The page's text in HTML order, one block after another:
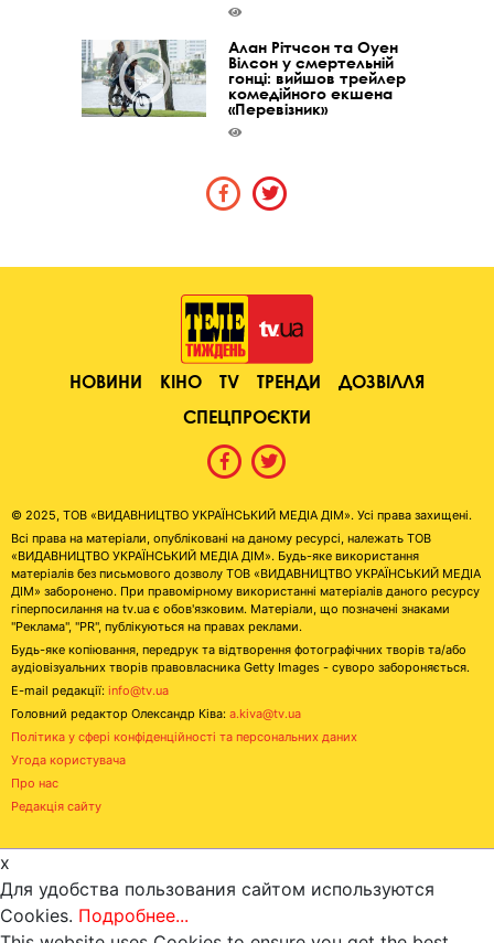
Алан Рітчсон та Оуен
Вілсон у смертельній
гонці: вийшов трейлер
комедійного екшена
«Перевізник»
НОВИНИ КІНО TV ТРЕНДИ
ДОЗВІЛЛЯ
СПЕЦПРОЄКТИ
© 2025, ТОВ «ВИДАВНИЦТВО УКРАЇНСЬКИЙ МЕДІА ДІМ». Усі права захищені.
Всі права на матеріали, опубліковані на даному ресурсі, належать ТОВ
«ВИДАВНИЦТВО УКРАЇНСЬКИЙ МЕДІА ДІМ». Будь-яке використання
матеріалів без письмового дозволу ТОВ «ВИДАВНИЦТВО УКРАЇНСЬКИЙ МЕДІА
ДІМ» заборонено. При правомірному використанні матеріалів даного ресурсу
гіперпосилання на tv.ua є обов'язковим. Матеріали, що позначені знаками
"Реклама", "PR", публікуються на правах реклами.
Будь-яке копіювання, передрук та відтворення фотографічних творів та/або
аудіовізуальних творів правовласника Getty Images - суворо забороняється.
E-mail редакції: info@tv.ua
Головний редактор Олександр Ківа: a.kiva@tv.ua
Політика у сфері конфіденційності та персональних даних
Угода користувача
Про нас
Редакція сайту
x
Для удобства пользования сайтом используются
Cookies. Подробнее...